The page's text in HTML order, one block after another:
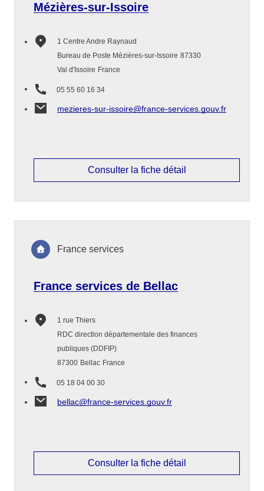
Mézières-sur-Issoire
1 Centre Andre Raynaud
Bureau de Poste Mézières-sur-Issoire 87330
Val d'Issoire France
05 55 60 16 34
mezieres-sur-issoire@france-services.gouv.fr
Consulter la fiche détail
France services de Bellac
1 rue Thiers
RDC direction départementale des finances
publiques (DDFIP)
87300 Bellac France
05 18 04 00 30
bellac@france-services.gouv.fr
France services
Consulter la fiche détail